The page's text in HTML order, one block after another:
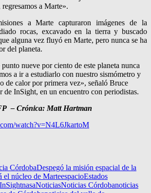
a Marte».
a Marte capturaron imágenes de la
rocas, excavado en la tierra y buscado
alguna vez fluyó en Marte, pero nunca se ha
del planeta.
nueve por ciento de este planeta nunca
a ir a estudiarlo con nuestro sismómetro y
de calor por primera vez», señaló Bruce
de InSight, en un encuentro con periodistas.
– Crónica: Matt Hartman
watch?v=N4L6JkartoM
CórdobaDespegó la misión espacial de la
el núcleo de MarteespacioEstados
nasaNoticiasNoticias Córdobanoticias